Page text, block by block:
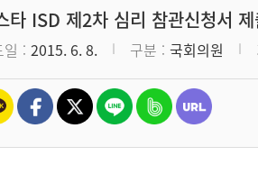
타 ISD 제2차 심리 참관신청서
2015. 6. 8. 구분 국회의원